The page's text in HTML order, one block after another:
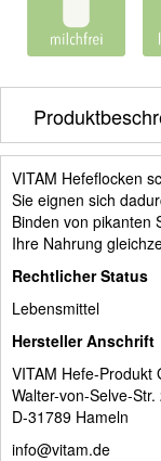
VITAM Hefeflocken
Sie eignen sich
Binden von pikanten
Ihre Nahrung
Rechtlicher Status
Lebensmittel
Hersteller Anschrift
VITAM Hefe-Produkt
Walter-von-Selve-Str.
D-31789 Hameln
info@vitam.de